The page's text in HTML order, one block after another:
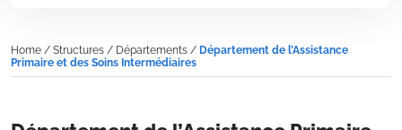
Home / Structures / Départements / Département de l’Assistance
Primaire et des Soins Intermédiaires